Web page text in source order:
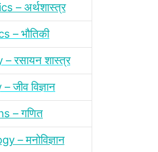
– अर्थशास्‍त्र
– भौतिकी
रसायन शास्‍त्र
जीव विज्ञान
– गणित
– मनोविज्ञान